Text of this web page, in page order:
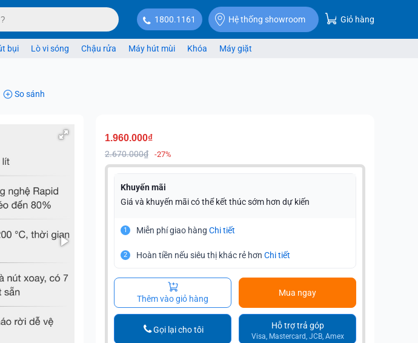
1800.1161 Hệ thống showroom Giỏ hàng
bụi Lò vi sóng Chậu rửa Máy hút mùi Khóa Máy giặt
So sánh
1.960.000₫
2.670.000₫ -27%
Khuyến mãi
Giá và khuyến mãi có thể kết thúc sớm hơn dự kiến
1 Miễn phí giao hàng Chi tiết
2 Hoàn tiền nếu siêu thị khác rẻ hơn Chi tiết
Thêm vào giỏ hàng
Mua ngay
Hỗ trợ trả góp
Visa, Mastercard, JCB, Amex
Gọi lại cho tôi